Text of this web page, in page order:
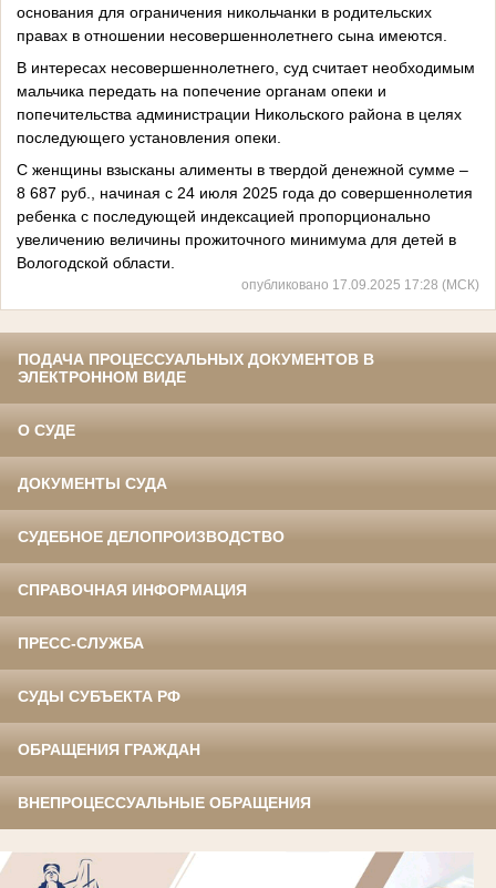
основания для ограничения никольчанки в родительских
правах в отношении несовершеннолетнего сына имеются.
В интересах несовершеннолетнего, суд считает необходимым
мальчика передать на попечение органам опеки и
попечительства администрации Никольского района в целях
последующего установления опеки.
С женщины взысканы алименты в твердой денежной сумме –
8 687 руб., начиная с 24 июля 2025 года до совершеннолетия
ребенка с последующей индексацией пропорционально
увеличению величины прожиточного минимума для детей в
Вологодской области.
опубликовано 17.09.2025 17:28 (МСК)
ПОДАЧА ПРОЦЕССУАЛЬНЫХ ДОКУМЕНТОВ В
ЭЛЕКТРОННОМ ВИДЕ
О СУДЕ
ДОКУМЕНТЫ СУДА
СУДЕБНОЕ ДЕЛОПРОИЗВОДСТВО
СПРАВОЧНАЯ ИНФОРМАЦИЯ
ПРЕСС-СЛУЖБА
СУДЫ СУБЪЕКТА РФ
ОБРАЩЕНИЯ ГРАЖДАН
ВНЕПРОЦЕССУАЛЬНЫЕ ОБРАЩЕНИЯ